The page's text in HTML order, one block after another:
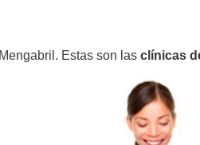
Estas son las clínicas